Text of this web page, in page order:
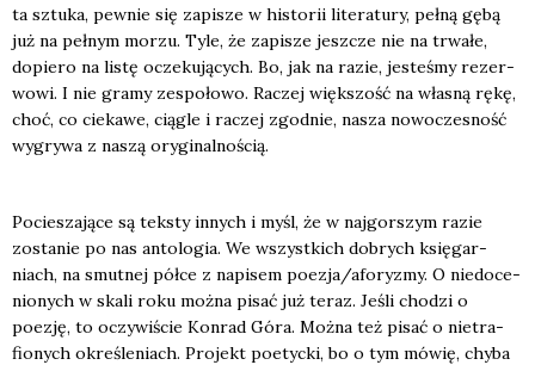
ta sztu­ka, pew­nie się zapi­sze w histo­rii lite­ra­tu­ry, peł­ną gębą
już na peł­nym morzu. Tyle, że zapi­sze jesz­cze nie na trwa­łe,
dopie­ro na listę ocze­ku­ją­cych. Bo, jak na razie, jeste­śmy rezer­
wo­wi. I nie gra­my zespo­ło­wo. Raczej więk­szość na wła­sną rękę,
choć, co cie­ka­we, cią­gle i raczej zgod­nie, nasza nowo­cze­sność
wygry­wa z naszą ory­gi­nal­no­ścią.
Pocie­sza­ją­ce są tek­sty innych i myśl, że w naj­gor­szym razie
zosta­nie po nas anto­lo­gia. We wszyst­kich dobrych księ­gar­
niach, na smut­nej pół­ce z napi­sem poezja/aforyzmy. O nie­do­ce­
nio­nych w ska­li roku moż­na pisać już teraz. Jeśli cho­dzi o
poezję, to oczy­wi­ście Kon­rad Góra. Moż­na też pisać o nie­tra­
fio­nych okre­śle­niach. Pro­jekt poetyc­ki, bo o tym mówię, chy­ba